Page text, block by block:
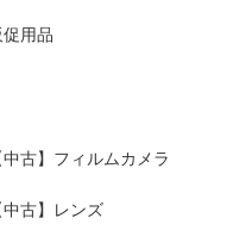
促用品
中古】フィルムカメラ
中古】レンズ